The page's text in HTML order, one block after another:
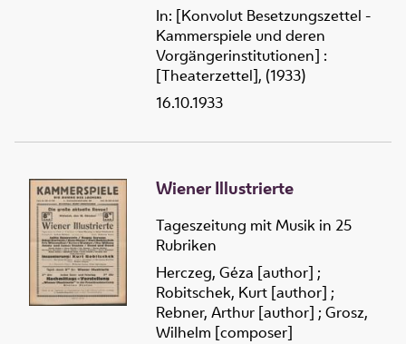
In: [Konvolut Besetzungszettel -
Kammerspiele und deren
Vorgängerinstitutionen] :
[Theaterzettel], (1933)
16.10.1933
Wiener Illustrierte
Tageszeitung mit Musik in 25
Rubriken
Herczeg, Géza [author] ;
Robitschek, Kurt [author] ;
Rebner, Arthur [author] ; Grosz,
Wilhelm [composer]